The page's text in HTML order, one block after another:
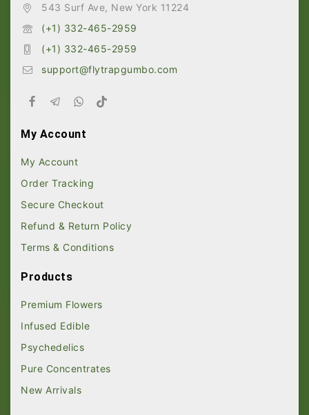
543 Surf Ave, New York 11224
(+1) 332-465-2959
(+1) 332-465-2959
support@flytrapgumbo.com
My Account
My Account
Order Tracking
Secure Checkout
Refund & Return Policy
Terms & Conditions
Products
Premium Flowers
Infused Edible
Psychedelics
Pure Concentrates
New Arrivals